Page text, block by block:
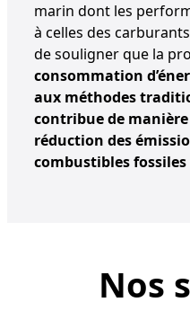
marin dont les
à celles des
de souligner que la
consommation
aux méthodes
contribue de
réduction des
combustibles
Nos